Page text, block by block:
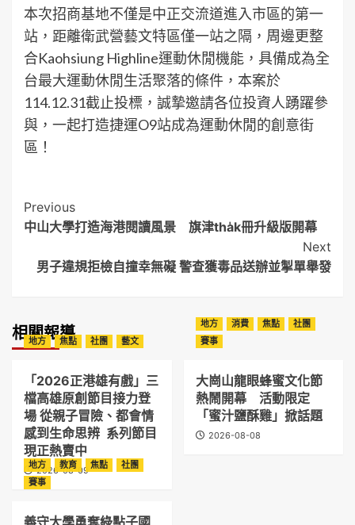
本次招商基地不僅是中正交流道進入市區的第一
站，距離衛武營藝文特區僅一站之隔，周邊更整
合Kaohsiung Highline運動休閒機能，具備成為全
台最大運動休閒生活聚落的條件，本案於
114.12.31截止投標，誠摯邀請各位投資人踴躍參
與，一起打造捷運O9站成為運動休閒的創意街
區！
Post
Navigation
Previous
中山大學打造海港閱讀風景 旗津tha̍k冊升級版開幕
Next
男子違規拒檢自撞幸無礙 警查獲毒品送辦並掣單舉發
相關報導
地方 焦點 社團 藝文
「2026正港雄有戲」三
檔高雄原創節目接力登
場 從親子冒險、都會情
感到生命思辨 系列節目
現正熱賣中
2026-08-09
地方 消費 焦點
社團
賽事
大崗山龍眼蜂蜜文化節
熱鬧開幕 活動限定
「蜜汁鹽酥雞」掀話題
2026-08-08
地方 教育 焦點
社團
賽事